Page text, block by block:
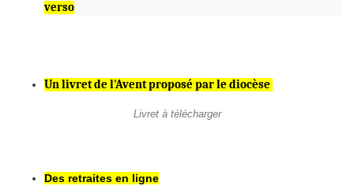
verso
Un livret de l'Avent proposé par le diocèse
Livret à télécharger
Des retraites en ligne